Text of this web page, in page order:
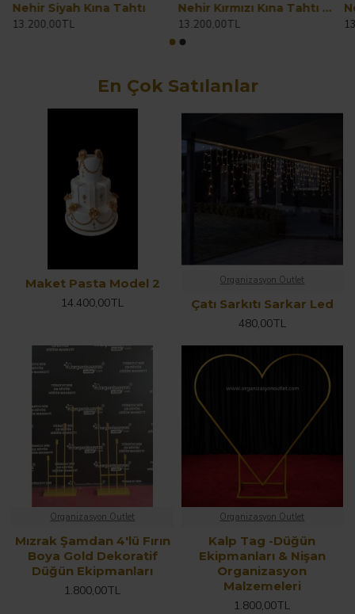
Nehir Siyah Kına Tahtı
13.200,00TL
Nehir Kırmızı Kına Tahtı Organizasyon ve Düğün Tahtı
13.200,00TL
En Çok Satılanlar
Maket Pasta Model 2
14.400,00TL
Organizasyon Outlet
Çatı Sarkıtı Sarkar Led
480,00TL
Organizasyon Outlet
Mızrak Şamdan 4'lü Fırın
Boya Gold Dekoratif
Düğün Ekipmanları
1.800,00TL
Organizasyon Outlet
Kalp Tag -Düğün
Ekipmanları & Nişan
Organizasyon
Malzemeleri
1.800,00TL